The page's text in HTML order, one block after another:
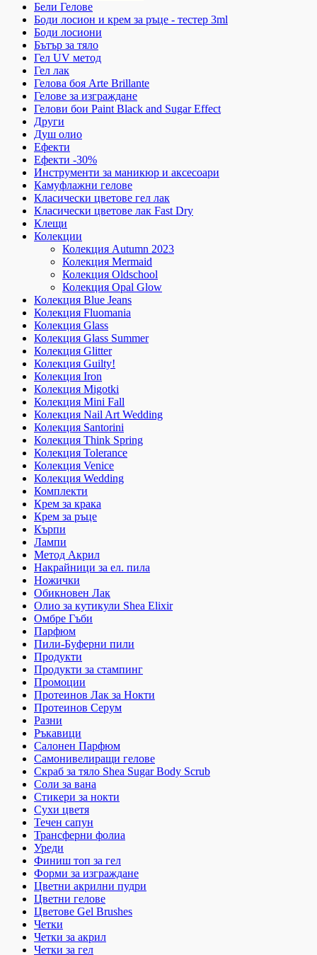
Бели Гелове
Боди лосион и крем за ръце - тестер 3ml
Боди лосиони
Бътър за тяло
Гел UV метод
Гел лак
Гелова боя Arte Brillante
Гелове за изграждане
Гелови бои Paint Black and Sugar Effect
Други
Душ олио
Ефекти
Ефекти -30%
Инструменти за маникюр и аксесоари
Камуфлажни гелове
Класически цветове гел лак
Класически цветове лак Fast Dry
Клещи
Колекции
Колекция Autumn 2023
Колекция Mermaid
Колекция Oldschool
Колекция Opal Glow
Колекция Blue Jeans
Колекция Fluomania
Колекция Glass
Колекция Glass Summer
Колекция Glitter
Колекция Guilty!
Колекция Iron
Колекция Migotki
Колекция Mini Fall
Колекция Nail Art Wedding
Колекция Santorini
Колекция Think Spring
Колекция Tolerance
Колекция Venice
Колекция Wedding
Комплекти
Крем за крака
Крем за ръце
Кърпи
Лампи
Метод Акрил
Накрайници за ел. пила
Ножички
Обикновен Лак
Олио за кутикули Shea Elixir
Омбре Гъби
Парфюм
Пили-Буферни пили
Продукти
Продукти за стампинг
Промоции
Протеинов Лак за Нокти
Протеинов Серум
Разни
Ръкавици
Салонен Парфюм
Самонивелиращи гелове
Скраб за тяло Shea Sugar Body Scrub
Соли за вана
Стикери за нокти
Сухи цветя
Течен сапун
Трансферни фолиа
Уреди
Финиш топ за гел
Форми за изграждане
Цветни акрилни пудри
Цветни гелове
Цветове Gel Brushes
Четки
Четки за акрил
Четки за гел